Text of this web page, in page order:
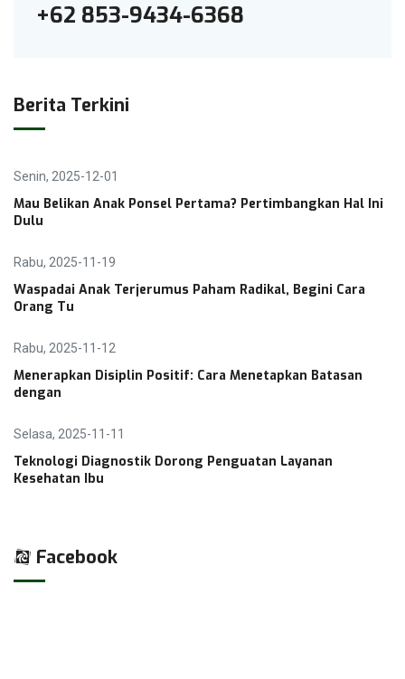
+62 853-9434-6368
Berita Terkini
Senin, 2025-12-01
Mau Belikan Anak Ponsel Pertama? Pertimbangkan Hal Ini
Dulu
Rabu, 2025-11-19
Waspadai Anak Terjerumus Paham Radikal, Begini Cara
Orang Tu
Rabu, 2025-11-12
Menerapkan Disiplin Positif: Cara Menetapkan Batasan
dengan
Selasa, 2025-11-11
Teknologi Diagnostik Dorong Penguatan Layanan
Kesehatan Ibu
Facebook